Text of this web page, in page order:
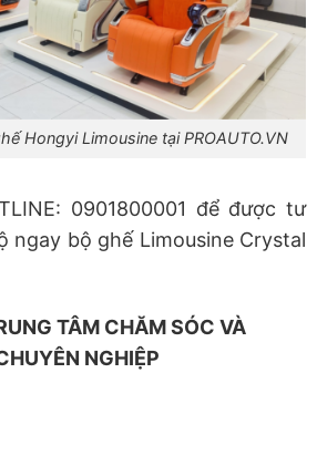
Hongyi Limousine tại PROAUTO.VN
0901800001 để được tư
ngay bộ ghế Limousine Crystal
TÂM CHĂM SÓC VÀ
NGHIỆP